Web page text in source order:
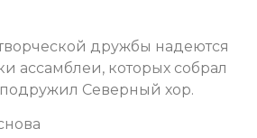
дружбы надеются
ассамблеи, которых собрал
Северный хор.